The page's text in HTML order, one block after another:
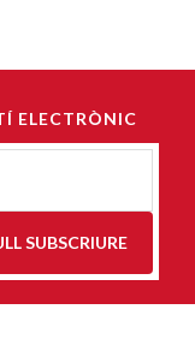
ELECTRÒNIC
SUBSCRIURE